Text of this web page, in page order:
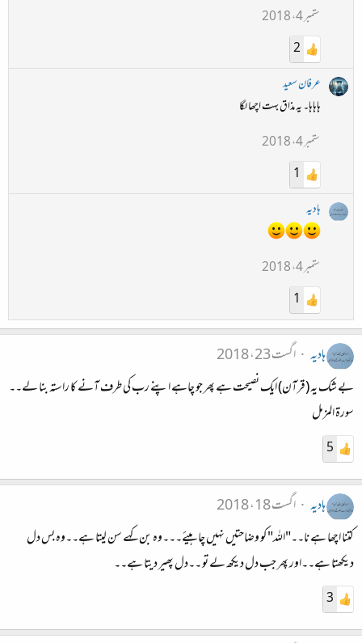
ستمبر 4، 2018
2
عرفان سعید
ہاہاہا۔ یہ مذاق بہت اچھا لگا
ستمبر 4، 2018
1
ہادیہ
ستمبر 4، 2018
1
ہادیہ
اگست 23، 2018
بے شک یہ (قرآن) ایک نصیحت ہے پھر جو چاہے اپنے رب کی طرف آنے کا راستہ بنا لے۔۔
سورۃ المزمل
5
ہادیہ
اگست 18، 2018
کتنا اچھا ہے نا۔۔"اللہ" کو وضاحتیں نہیں چاہیئے۔۔۔وہ بن کہے سن لیتا ہے۔۔وہ بس دل
دیکھتا ہے۔۔اور پھر جب دل دیکھ لے تو ۔۔دل پھیر دیتا ہے۔۔
3